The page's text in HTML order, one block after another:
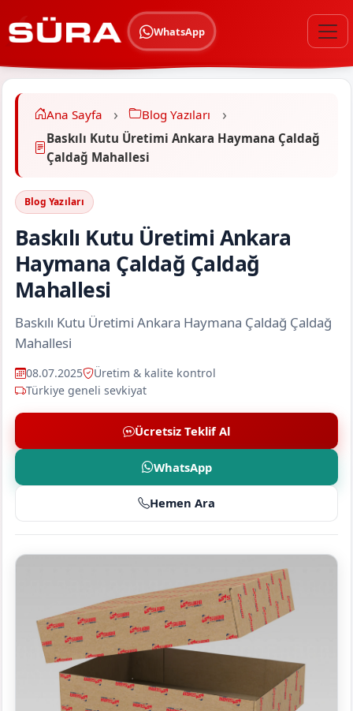
WhatsApp
Ana Sayfa
Blog Yazıları
Baskılı Kutu Üretimi Ankara Haymana Çaldağ
Çaldağ Mahallesi
Blog Yazıları
Baskılı Kutu Üretimi Ankara
Haymana Çaldağ Çaldağ
Mahallesi
Baskılı Kutu Üretimi Ankara Haymana Çaldağ Çaldağ
Mahallesi
08.07.2025
Üretim & kalite kontrol
Türkiye geneli sevkiyat
Ücretsiz Teklif Al
WhatsApp
Hemen Ara